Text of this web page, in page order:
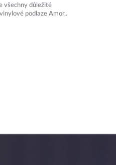
všechny důležité
podlaze Amor..